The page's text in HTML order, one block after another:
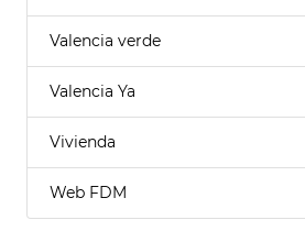
Valencia verde
Valencia Ya
Vivienda
Web FDM